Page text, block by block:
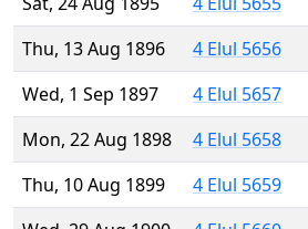
Thu, 13 Aug 1896
4 Elul 5656
Wed, 1 Sep 1897
4 Elul 5657
Mon, 22 Aug 1898
4 Elul 5658
Thu, 10 Aug 1899
4 Elul 5659